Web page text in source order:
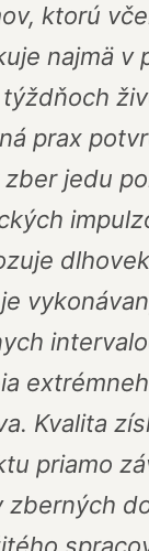
ktorú
najmä v
prax
jedu
Kvalita
priamo
zberných